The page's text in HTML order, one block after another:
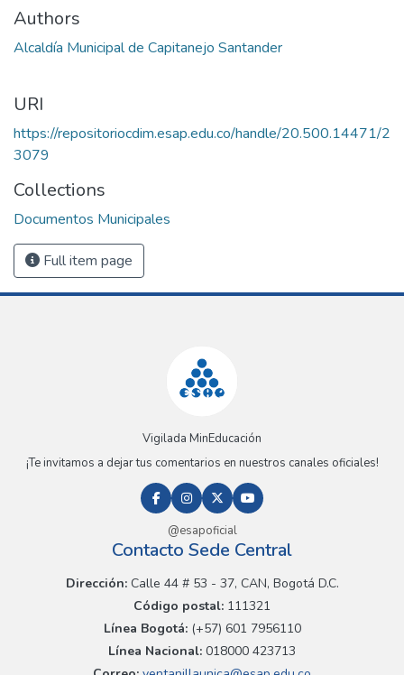
Authors
Alcaldía Municipal de Capitanejo Santander
URI
https://repositoriocdim.esap.edu.co/handle/20.500.14471/2
3079
Collections
Documentos Municipales
Full item page
Vigilada MinEducación
¡Te invitamos a dejar tus comentarios en nuestros canales oficiales!
@esapoficial
Contacto Sede Central
Dirección:Calle 44 # 53 - 37, CAN, Bogotá D.C.
Código postal: 111321
Línea Bogotá:(+57) 601 7956110
Línea Nacional: 018000 423713